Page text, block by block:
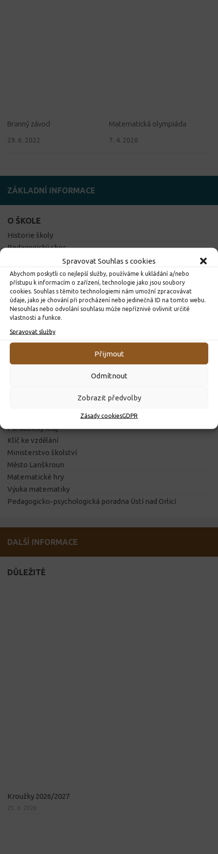
Spravovat Souhlas s cookies
Abychom poskytli co nejlepší služby, používáme k ukládání a/nebo
přístupu k informacím o zařízení, technologie jako jsou soubory
cookies. Souhlas s těmito technologiemi nám umožní zpracovávat
údaje, jako je chování při procházení nebo jedinečná ID na tomto webu.
Nesouhlas nebo odvolání souhlasu může nepříznivě ovlivnit určité
vlastnosti a funkce.
Spravovat služby
Přijmout
Odmítnout
Zobrazit předvolby
Zásady cookiesGDPR
Branný závod
29. 6. 2022
Matematická olympiáda
7. 4. 2026
ZÁKLADNÍ INFORMACE
O ŠKOLE
Historie školy
Pedagogický sbor
Prohlídka školy
Tělocvična
Projekty školy
Školní e-mail
Žákovská knížka
Školská rada
DŮLEŽITÉ ODKAZY
Pardubický kraj
Klíč ke vzdělání
Ministerstvo školství
Město Lanškroun
Matematické hry
Výuka matematiky
Pedagogicko-psychologická poradna Ústí nad Orlicí
DALŠÍ INFORMACE
DŮLEŽITÉ
Kroužky 2026/2027
23. 6. 2026